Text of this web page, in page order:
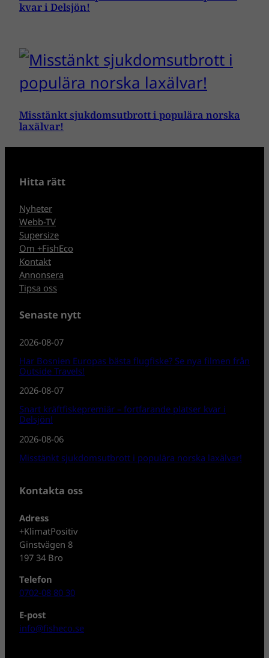
kvar i Delsjön!
Misstänkt sjukdomsutbrott i populära norska
laxälvar!
Hitta rätt
Nyheter
Webb-TV
Supersize
Om +FishEco
Kontakt
Annonsera
Tipsa oss
Senaste nytt
2026-08-07
Har Bosnien Europas bästa flugfiske? Se nya filmen från
Outside Travels!
2026-08-07
Snart kräftfiskepremiär – fortfarande platser kvar i
Delsjön!
2026-08-06
Misstänkt sjukdomsutbrott i populära norska laxälvar!
Kontakta oss
Adress
+KlimatPositiv
Ginstvägen 8
197 34 Bro
Telefon
0702-08 80 30
E-post
info@fisheco.se